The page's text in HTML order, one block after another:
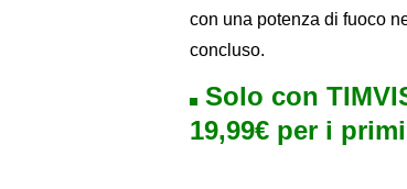
con una potenza di fuoco
concluso.
Solo con
19,99€ per i